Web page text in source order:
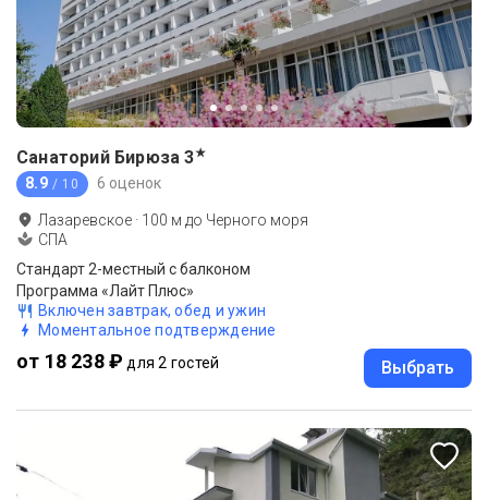
Санаторий Бирюза 3★
8.9 / 10 6 оценок
Лазаревское · 100 м до Черного моря
СПА
Стандарт 2-местный с балконом
Программа «Лайт Плюс»
Включен завтрак, обед и ужин
Моментальное подтверждение
от 18 238 ₽ для 2 гостей Выбрать